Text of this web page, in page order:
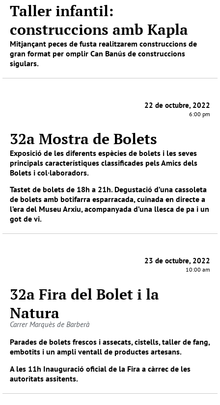
Taller infantil:
construccions amb Kapla
Mitjançant peces de fusta realitzarem construccions de
gran format per omplir Can Banús de construccions
sigulars.
22 de octubre, 2022
6:00 pm
32a Mostra de Bolets
Exposició de les diferents espècies de bolets i les seves
principals característiques classificades pels Amics dels
Bolets i col·laboradors.
Tastet de bolets de 18h a 21h. Degustació d’una cassoleta
de bolets amb botifarra esparracada, cuinada en directe a
l’era del Museu Arxiu, acompanyada d’una llesca de pa i un
got de vi.
23 de octubre, 2022
10:00 am
32a Fira del Bolet i la
Natura
Carrer Marquès de Barberà
Parades de bolets frescos i assecats, cistells, taller de fang,
embotits i un ampli ventall de productes artesans.
A les 11h Inauguració oficial de la Fira a càrrec de les
autoritats assitents.